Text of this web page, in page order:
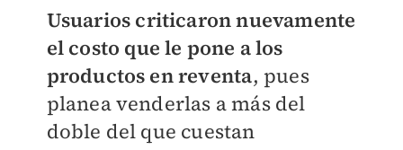
Usuarios criticaron nuevamente
el costo que le pone a los
productos en reventa, pues
planea venderlas a más del
doble del que cuestan